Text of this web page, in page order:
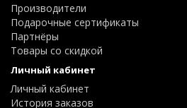
Производители
Подарочные сертификаты
Партнёры
Товары со скидкой
Личный кабинет
Личный кабинет
История заказов